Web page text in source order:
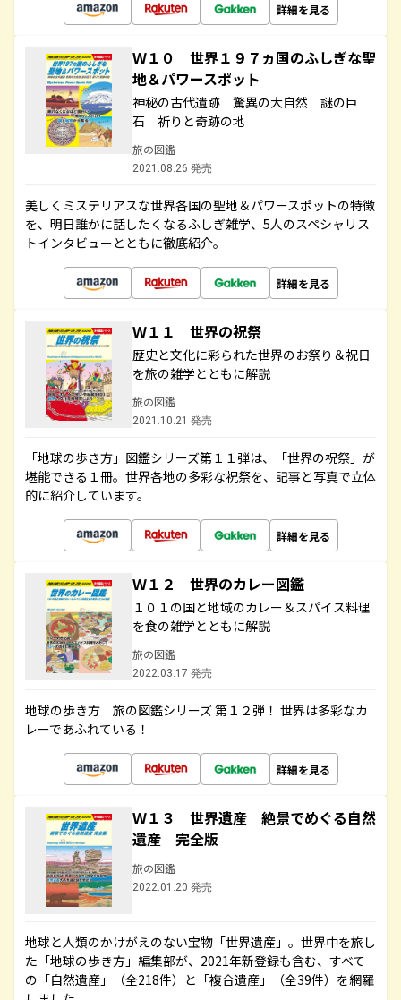
詳細を見る
Ｗ１０ 世界１９７ヵ国のふしぎな聖
地＆パワースポット
神秘の古代遺跡 驚異の大自然 謎の巨
石 祈りと奇跡の地
旅の図鑑
2021.08.26 発売
美しくミステリアスな世界各国の聖地＆パワースポットの特徴
を、明日誰かに話したくなるふしぎ雑学、5人のスペシャリス
トインタビューとともに徹底紹介。
詳細を見る
Ｗ１１ 世界の祝祭
歴史と文化に彩られた世界のお祭り＆祝日
を旅の雑学とともに解説
旅の図鑑
2021.10.21 発売
「地球の歩き方」図鑑シリーズ第１１弾は、「世界の祝祭」が
堪能できる１冊。世界各地の多彩な祝祭を、記事と写真で立体
的に紹介しています。
詳細を見る
Ｗ１２ 世界のカレー図鑑
１０１の国と地域のカレー＆スパイス料理
を食の雑学とともに解説
旅の図鑑
2022.03.17 発売
地球の歩き方 旅の図鑑シリーズ 第１２弾！ 世界は多彩なカ
レーであふれている！
詳細を見る
Ｗ１３ 世界遺産 絶景でめぐる自然
遺産 完全版
旅の図鑑
2022.01.20 発売
地球と人類のかけがえのない宝物「世界遺産」。世界中を旅し
た「地球の歩き方」編集部が、2021年新登録も含む、すべて
の「自然遺産」（全218件）と「複合遺産」（全39件）を網羅